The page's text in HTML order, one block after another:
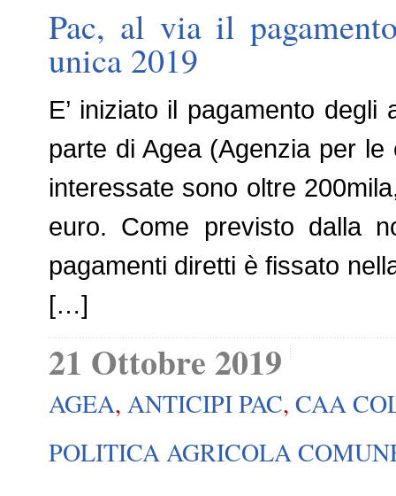
Pac, al via il
unica 2019
E’ iniziato il pagamento
parte di Agea (Agenzia per
interessate sono oltre
euro. Come previsto dalla
pagamenti diretti è fissato
[…]
21 Ottobre 2019
AGEA, ANTICIPI PAC, CAA
POLITICA AGRICOLA